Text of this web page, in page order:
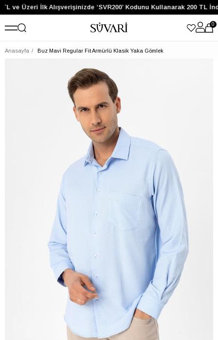
ve Üzeri İlk Alışverişinizde ‘SVR200’ Kodunu Kullanarak 200 TL
0
Anasayfa Buz Mavi Regular Fit Armürlü Klasik Yaka Gömlek